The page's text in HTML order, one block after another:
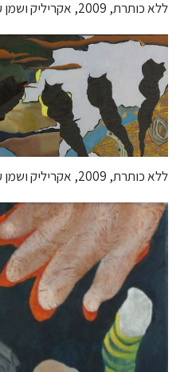
ללא כותרת, 2009, אקריליק ושמן על בד, 25X25 ס''מ
ללא כותרת, 2009, אקריליק ושמן על בד, 20X25 ס''מ